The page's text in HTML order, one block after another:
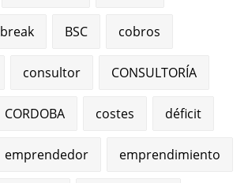
break BSC cobros
consultor CONSULTORÍA
CORDOBA costes déficit
emprendedor emprendimiento